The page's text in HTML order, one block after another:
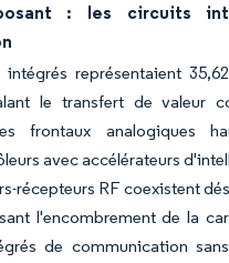
: les circuits
intégrés représentaient
le transfert de valeur
frontaux analogiques
avec accélérateurs
récepteurs RF coexistent
l'encombrement de la
de communication